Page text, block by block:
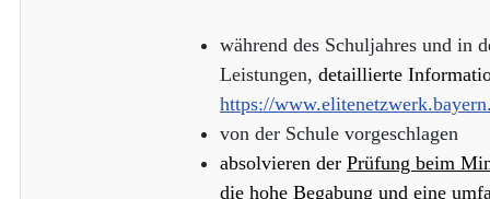
während des Schuljahres und in
Leistungen, detaillierte
https://
von der Schule vorgeschlagen
absolvieren der Prüfung beim
die hohe Begabung und eine